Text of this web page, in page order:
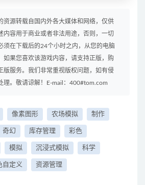
资源转载自国内外各大媒体和网络，仅供
内容用于商业或者非法用途，否则，一切
须在下载后的24个小时之内，从您的电脑
如果您喜欢该游戏内容，请支持正版，购
版服务。我们非常重视版权问题，如有侵
理。敬请谅解！E-mail：400#tom.com
像素图形 农场模拟 制作
奇幻 库存管理 彩色
模拟 沉浸式模拟 科学
自定义 资源管理